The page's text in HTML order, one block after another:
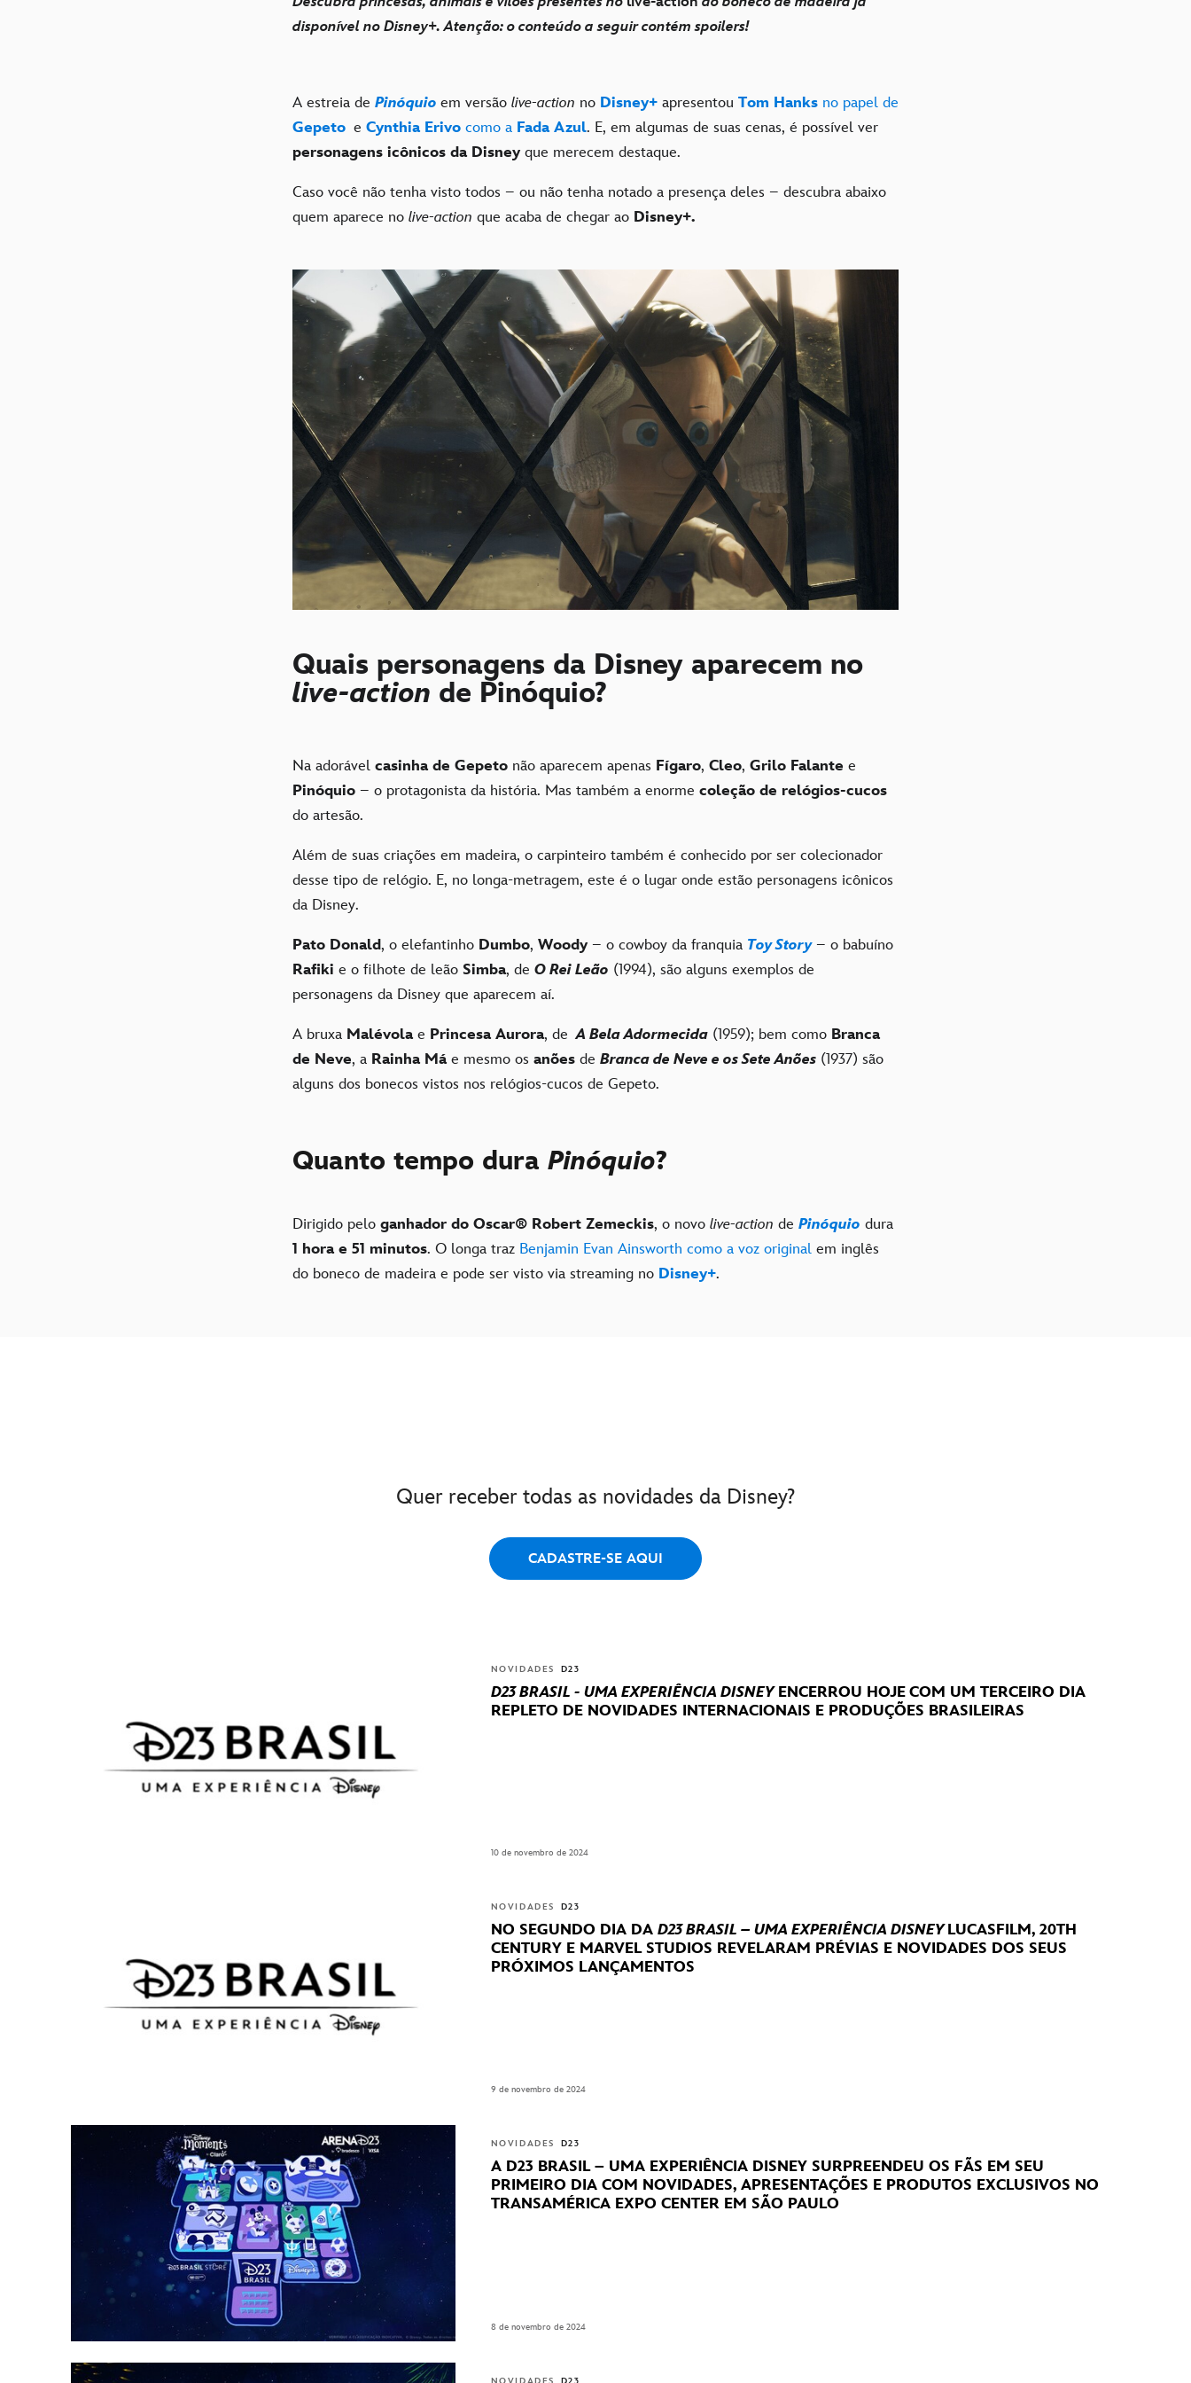
disponível no Disney+. Atenção: o conteúdo a seguir contém spoilers!
A estreia de Pinóquio em versão live-action no Disney+ apresentou Tom Hanks no papel de
Gepeto e Cynthia Erivo como a Fada Azul. E, em algumas de suas cenas, é possível ver
personagens icônicos da Disney que merecem destaque.
Caso você não tenha visto todos – ou não tenha notado a presença deles – descubra abaixo
quem aparece no live-action que acaba de chegar ao Disney+.
Quais personagens da Disney aparecem no
live-action de Pinóquio?
Na adorável casinha de Gepeto não aparecem apenas Fígaro, Cleo, Grilo Falante e
Pinóquio – o protagonista da história. Mas também a enorme coleção de relógios-cucos
do artesão.
Além de suas criações em madeira, o carpinteiro também é conhecido por ser colecionador
desse tipo de relógio. E, no longa-metragem, este é o lugar onde estão personagens icônicos
da Disney.
Pato Donald, o elefantinho Dumbo, Woody – o cowboy da franquia Toy Story– o babuíno
Rafiki e o filhote de leão Simba, de O Rei Leão (1994), são alguns exemplos de
personagens da Disney que aparecem aí.
A bruxa Malévola e Princesa Aurora, deA Bela Adormecida (1959); bem como Branca
de Neve, a Rainha Máe mesmo os anões de Branca de Neve e os Sete Anões (1937) são
alguns dos bonecos vistos nos relógios-cucos de Gepeto.
Quanto tempo dura Pinóquio?
Dirigido pelo ganhador do Oscar® Robert Zemeckis, o novo live-action de Pinóquio dura
1 hora e 51 minutos. O longa traz Benjamin Evan Ainsworth como a voz original em inglês
do boneco de madeira e pode ser visto via streaming no Disney+.
Quer receber todas as novidades da Disney?
CADASTRE-SE AQUI
NOVIDADES D23
D23 BRASIL - UMA EXPERIÊNCIA DISNEYENCERROU HOJE COM UM TERCEIRO DIA
REPLETO DE NOVIDADES INTERNACIONAIS E PRODUÇÕES BRASILEIRAS
10 de novembro de 2024
NOVIDADES D23
NO SEGUNDO DIA DA D23 BRASIL – UMA EXPERIÊNCIA DISNEYLUCASFILM, 20TH
CENTURY E MARVEL STUDIOS REVELARAM PRÉVIAS E NOVIDADES DOS SEUS
PRÓXIMOS LANÇAMENTOS
9 de novembro de 2024
NOVIDADES D23
A D23 BRASIL – UMA EXPERIÊNCIA DISNEY SURPREENDEU OS FÃS EM SEU
PRIMEIRO DIA COM NOVIDADES, APRESENTAÇÕES E PRODUTOS EXCLUSIVOS NO
TRANSAMÉRICA EXPO CENTER EM SÃO PAULO
8 de novembro de 2024